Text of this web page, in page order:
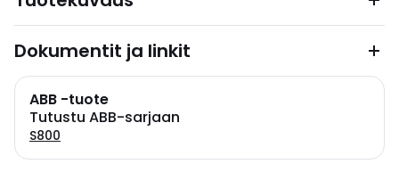
Dokumentit ja linkit
ABB -tuote
Tutustu ABB-sarjaan
S800